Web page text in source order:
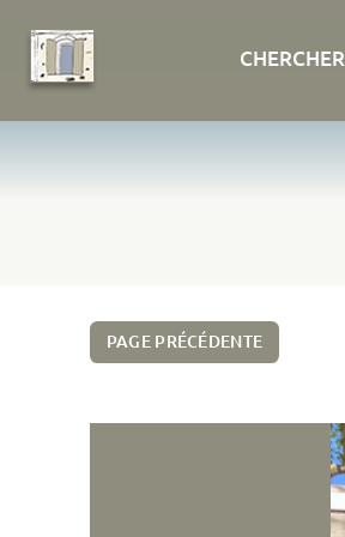
CHERCHER
PAGE PRÉCÉDENTE